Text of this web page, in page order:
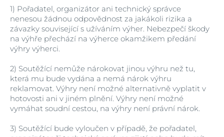
1) Pořadatel, organizátor ani technický správce
nenesou žádnou odpovědnost za jakákoli rizika a
závazky související s užíváním výher. Nebezpečí škody
na výhře přechází na výherce okamžikem předání
výhry výherci.
2) Soutěžící nemůže nárokovat jinou výhru než tu,
která mu bude vydána a nemá nárok výhru
reklamovat. Výhry není možné alternativně vyplatit v
hotovosti ani v jiném plnění. Výhry není možné
vymáhat soudní cestou, na výhry není právní nárok.
3) Soutěžící bude vyloučen v případě, že pořadatel,